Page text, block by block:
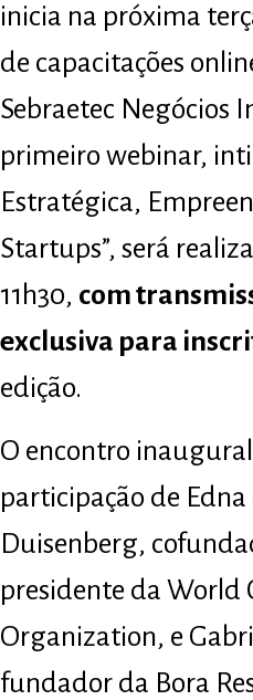
inicia na próxima
de capacitações
Sebraetec Negócios
primeiro webinar,
Estratégica,
Startups”, será
11h30, com
exclusiva para
edição.
O encontro
participação de Edna
Duisenberg,
presidente da World
Organization, e
fundador da Bora